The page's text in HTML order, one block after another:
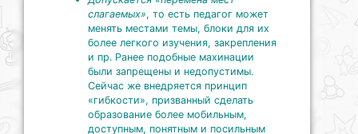
слагаемых», то есть педагог может
менять местами темы, блоки для их
более легкого изучения, закрепления
и пр. Ранее подобные махинации
были запрещены и недопустимы.
Сейчас же внедряется принцип
«гибкости», призванный сделать
образование более мобильным,
доступным, понятным и посильным